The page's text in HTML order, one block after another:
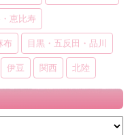
恵比寿
布 目黒・五反田・品川
伊豆 関西 北陸